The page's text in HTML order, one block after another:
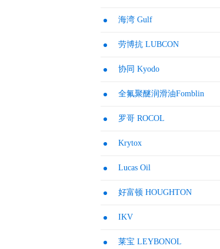
海湾 Gulf
劳博抗 LUBCON
协同 Kyodo
全氟聚醚润滑油Fomblin
罗哥 ROCOL
Krytox
Lucas Oil
好富顿 HOUGHTON
IKV
莱宝 LEYBONOL